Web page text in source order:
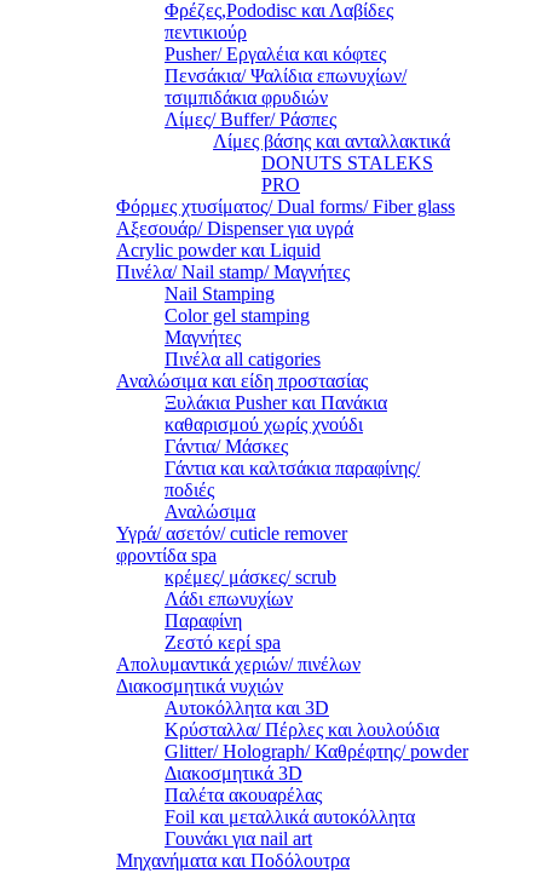
Φρέζες,Pododisc και Λαβίδες
πεντικιούρ
Pusher/ Εργαλέια και κόφτες
Πενσάκια/ Ψαλίδια επωνυχίων/
τσιμπιδάκια φρυδιών
Λίμες/ Buffer/ Ράσπες
Λίμες βάσης και ανταλλακτικά
DONUTS STALEKS
PRO
Φόρμες χτυσίματος/ Dual forms/ Fiber glass
Αξεσουάρ/ Dispenser για υγρά
Acrylic powder και Liquid
Πινέλα/ Nail stamp/ Μαγνήτες
Nail Stamping
Color gel stamping
Μαγνήτες
Πινέλα all catigories
Αναλώσιμα και είδη προστασίας
Ξυλάκια Pusher και Πανάκια
καθαρισμού χωρίς χνούδι
Γάντια/ Μάσκες
Γάντια και καλτσάκια παραφίνης/
ποδιές
Αναλώσιμα
Υγρά/ ασετόν/ cuticle remover
φροντίδα spa
κρέμες/ μάσκες/ scrub
Λάδι επωνυχίων
Παραφίνη
Ζεστό κερί spa
Απολυμαντικά χεριών/ πινέλων
Διακοσμητικά νυχιών
Αυτοκόλλητα και 3D
Κρύσταλλα/ Πέρλες και λουλούδια
Glitter/ Holograph/ Καθρέφτης/ powder
Διακοσμητικά 3D
Παλέτα ακουαρέλας
Foil και μεταλλικά αυτοκόλλητα
Γουνάκι για nail art
Μηχανήματα και Ποδόλουτρα